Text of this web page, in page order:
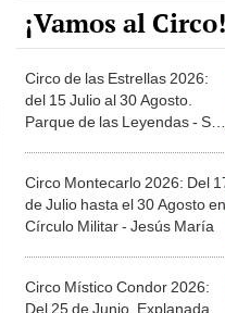
¡Vamos al Circo!
Circo de las Estrellas 2026:
del 15 Julio al 30 Agosto.
Parque de las Leyendas - San
Circo Montecarlo 2026: Del
de Julio hasta el 30 Agosto en
Círculo Militar - Jesús María
Circo Místico Condor 2026:
Del 25 de Junio. Explanada